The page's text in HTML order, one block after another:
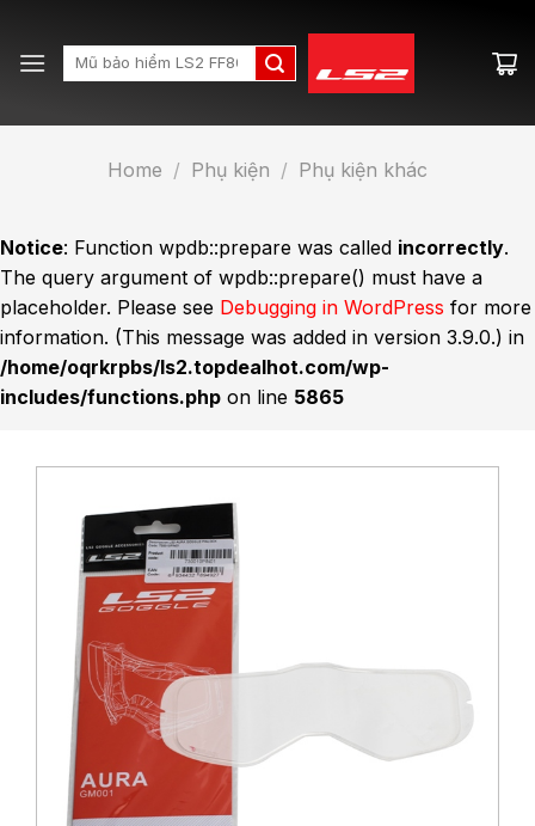
content
Search
for:
Home / Phụ kiện / Phụ kiện khác
Notice: Function wpdb::prepare was called incorrectly.
The query argument of wpdb::prepare() must have a
placeholder. Please see Debugging in WordPress for more
information. (This message was added in version 3.9.0.) in
/home/oqrkrpbs/ls2.topdealhot.com/wp-
includes/functions.php on line 5865